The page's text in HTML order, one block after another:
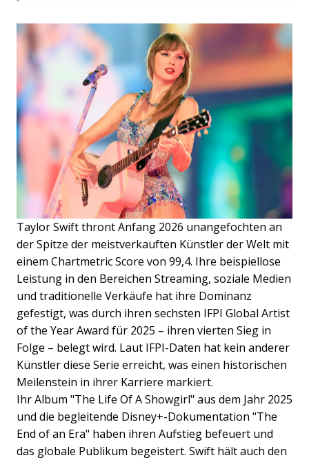
Taylor Swift thront Anfang 2026 unangefochten an
der Spitze der meistverkauften Künstler der Welt mit
einem Chartmetric Score von 99,4. Ihre beispiellose
Leistung in den Bereichen Streaming, soziale Medien
und traditionelle Verkäufe hat ihre Dominanz
gefestigt, was durch ihren sechsten IFPI Global Artist
of the Year Award für 2025 – ihren vierten Sieg in
Folge – belegt wird. Laut IFPI-Daten hat kein anderer
Künstler diese Serie erreicht, was einen historischen
Meilenstein in ihrer Karriere markiert.
Ihr Album "The Life Of A Showgirl" aus dem Jahr 2025
und die begleitende Disney+-Dokumentation "The
End of an Era" haben ihren Aufstieg befeuert und
das globale Publikum begeistert. Swift hält auch den